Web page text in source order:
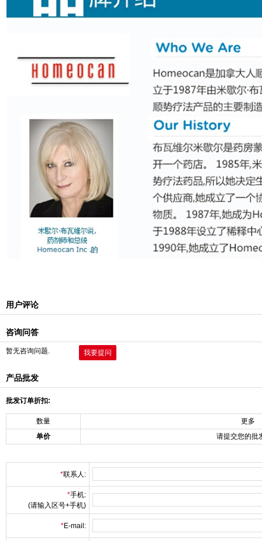
用户评论
咨询问答
暂无咨询问题. 我要提问
产品批发
批发订单折扣:
数量
更多
单价
请提交您的批
*联系人:
*手机:
(请输入区号+手机)
*E-mail: